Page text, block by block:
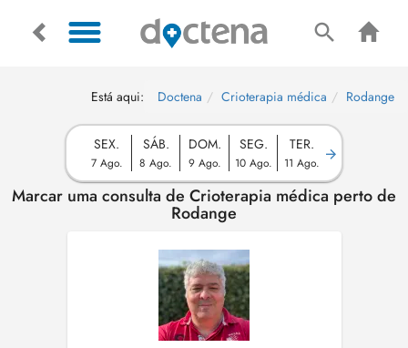
Está aqui: Doctena Crioterapia médica Rodange
SEX.
7 Ago.
SÁB.
8 Ago.
DOM.
9 Ago.
SEG.
10 Ago.
TER.
11 Ago.
Marcar uma consulta de Crioterapia médica perto de
Rodange